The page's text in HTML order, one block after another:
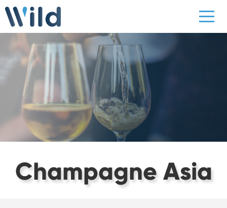
Champagne Asia